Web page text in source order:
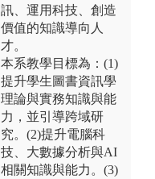
訊、運用科技、創造
價值的知識導向人
才。
本系教學目標為：(1)
提升學生圖書資訊學
理論與實務知識與能
力，並引導跨域研
究。(2)提升電腦科
技、大數據分析與AI
相關知識與能力。(3)